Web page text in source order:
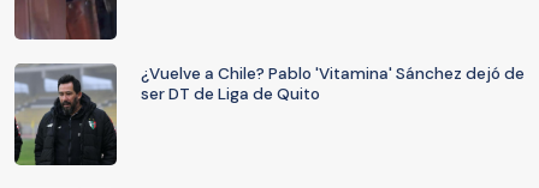
¿Vuelve a Chile? Pablo 'Vitamina' Sánchez dejó de
ser DT de Liga de Quito